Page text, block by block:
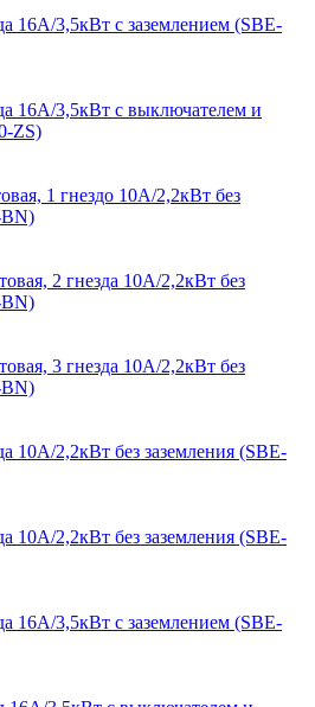
16А/3,5кВт c заземлением (SBE-
16А/3,5кВт c выключателем и
ZS)
1 гнездо 10А/2,2кВт без
BN)
2 гнезда 10А/2,2кВт без
BN)
3 гнезда 10А/2,2кВт без
BN)
10А/2,2кВт без заземления (SBE-
10А/2,2кВт без заземления (SBE-
16А/3,5кВт с заземлением (SBE-